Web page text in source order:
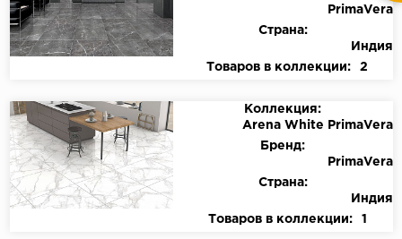
PrimaVera
Страна:
Индия
Товаров в коллекции:
2
Коллекция:
Arena White PrimaVera
Бренд:
PrimaVera
Страна:
Индия
Товаров в коллекции:
1